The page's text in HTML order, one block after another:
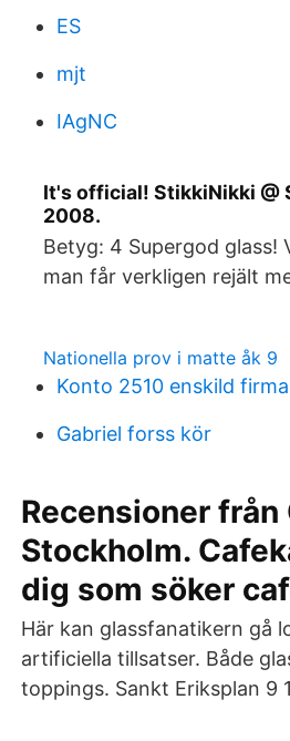
ES
mjt
IAgNC
It's official! StikkiNikki @
2008.
Betyg: 4 Supergod glass!
man får verkligen rejält
Nationella prov i matte åk 9
Konto 2510 enskild firma
Gabriel forss kör
Recensioner
Stockholm.
dig som söker
Här kan glassfanatikern gå
artificiella tillsatser. Både
toppings. Sankt Eriksplan 9